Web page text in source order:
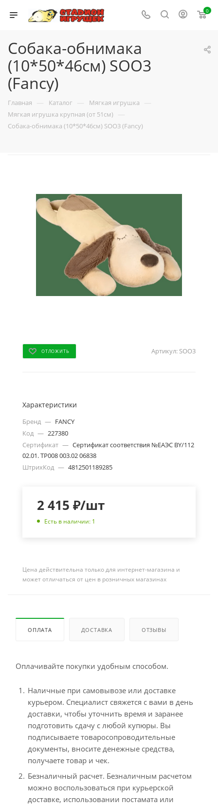
0
Собака-обнимака
(10*50*46см) SOO3
(Fancy)
Главная — Каталог — Мягкая игрушка —
Мягкая игрушка крупная (от 51см) —
Собака-обнимака (10*50*46см) SOO3 (Fancy)
ОТЛОЖИТЬ Артикул: SOO3
Характеристики
Бренд — FANCY
Код — 227380
Сертификат — Сертификат соответствия №ЕАЭС BY/112
02.01. ТР008 003.02 06838
ШтрихКод — 4812501189285
2 415 ₽/шт
Есть в наличии: 1
Цена действительна только для интернет-магазина и
может отличаться от цен в розничных магазинах
ОПЛАТА ДОСТАВКА ОТЗЫВЫ
Оплачивайте покупки удобным способом.
Наличные при самовывозе или доставке
курьером. Специалист свяжется с вами в день
доставки, чтобы уточнить время и заранее
подготовить сдачу с любой купюры. Вы
подписываете товаросопроводительные
документы, вносите денежные средства,
получаете товар и чек.
Безналичный расчет. Безналичным расчетом
можно воспользоваться при курьерской
доставке, использовании постамата или